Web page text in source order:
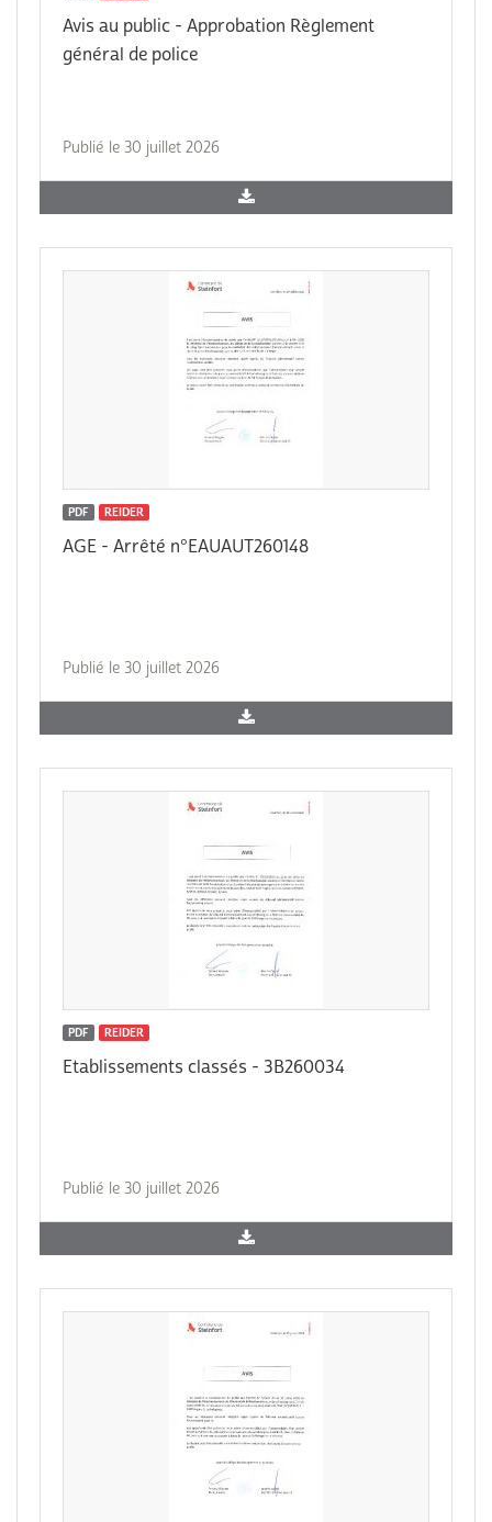
Avis au public - Approbation Règlement
général de police
Publié le 30 juillet 2026
PDF REIDER
AGE - Arrêté n°EAUAUT260148
Publié le 30 juillet 2026
PDF REIDER
Etablissements classés - 3B260034
Publié le 30 juillet 2026